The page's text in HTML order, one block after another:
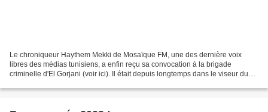
Le chroniqueur Haythem Mekki de Mosaïque FM, une des dernière voix
libres des médias tunisiens, a enfin reçu sa convocation à la brigade
criminelle d'El Gorjani (voir ici). Il était depuis longtemps dans le viseur du